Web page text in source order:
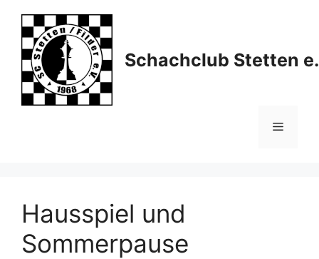
content
Schachclub Stetten
Menu
Hausspiel und
Sommerpause